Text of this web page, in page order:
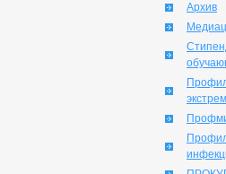
Архив